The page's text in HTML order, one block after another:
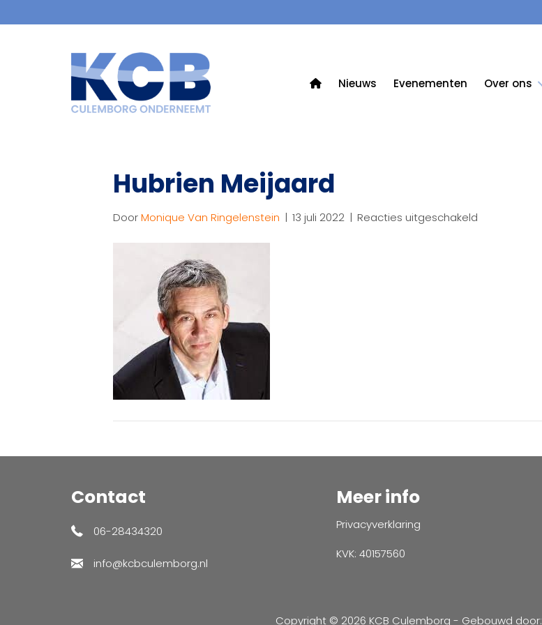
Nieuws Evenementen Over ons
Hubrien Meijaard
DoorMonique Van Ringelenstein | 13 juli 2022 | Reacties uitgeschakeld
Contact
06-28434320
info@kcbculemborg.nl
Meer info
Privacyverklaring
KVK: 40157560
Copyright © 2026 KCB Culemborg - Gebouwd door: